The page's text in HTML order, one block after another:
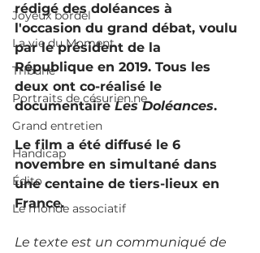
Joyeux bordel
La vie du Moment
Tribune
Portraits de césurien.ne
Grand entretien
Handicap
Édito
Le monde associatif
rédigé des doléances à
l'occasion du grand débat, voulu
par le président de la
République en 2019. Tous les
deux ont co-réalisé le
documentaire Les Doléances.
Le film a été diffusé le 6
novembre en simultané dans
une centaine de tiers-lieux en
France.
Le texte est un communiqué de